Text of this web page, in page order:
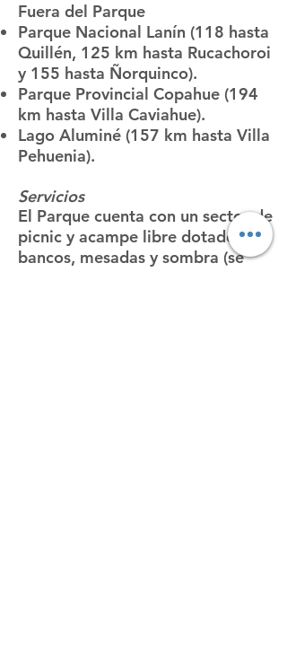
Fuera del Parque
Parque Nacional Lanín (118 hasta
Quillén, 125 km hasta Rucachoroi
y 155 hasta Ñorquinco).
Parque Provincial Copahue (194
km hasta Villa Caviahue).
Lago Aluminé (157 km hasta Villa
Pehuenia).
Servicios
El Parque cuenta con un sector de
picnic y acampe libre dotado de
bancos, mesadas y sombra (se